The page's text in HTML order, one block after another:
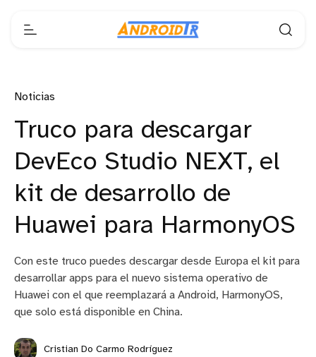
Noticias
Truco para descargar
DevEco Studio NEXT, el
kit de desarrollo de
Huawei para HarmonyOS
Con este truco puedes descargar desde Europa el kit para
desarrollar apps para el nuevo sistema operativo de
Huawei con el que reemplazará a Android, HarmonyOS,
que solo está disponible en China.
Cristian Do Carmo Rodríguez